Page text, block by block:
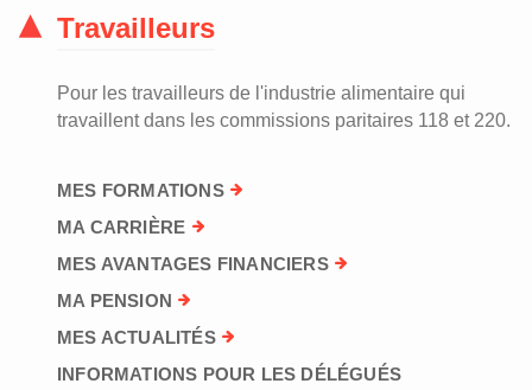
Travailleurs
Pour les travailleurs de l'industrie alimentaire qui
travaillent dans les commissions paritaires 118 et 220.
MES FORMATIONS
MA CARRIÈRE
MES AVANTAGES FINANCIERS
MA PENSION
MES ACTUALITÉS
INFORMATIONS POUR LES DÉLÉGUÉS